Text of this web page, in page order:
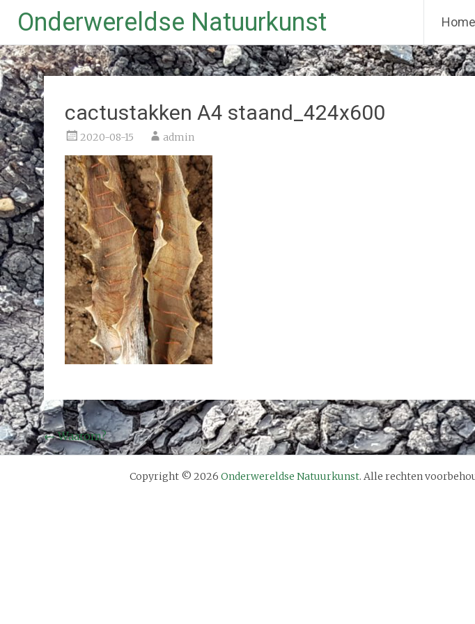
Ga
naar
de
inhoud
Onderwereldse Natuurkunst Home
cactustakken A4 staand_424x600
2020-08-15 admin
Bericht
navigatie
←Waarom?
Copyright © 2026 Onderwereldse Natuurkunst. Alle rechten